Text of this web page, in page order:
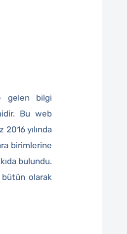
gelen bilgi
Bu web
yılında
birimlerine
bulundu.
olarak